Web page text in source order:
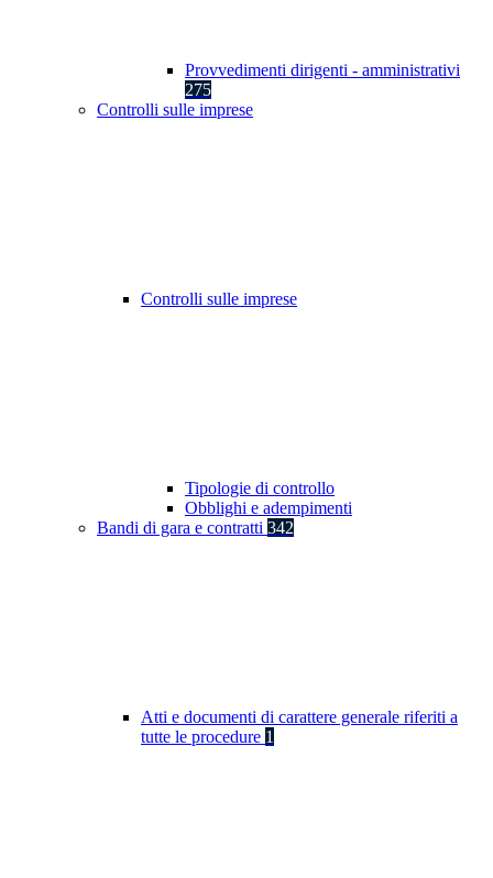
Provvedimenti dirigenti - amministrativi
275
Controlli sulle imprese
Controlli sulle imprese
Tipologie di controllo
Obblighi e adempimenti
Bandi di gara e contratti 342
Atti e documenti di carattere generale riferiti a
tutte le procedure 1